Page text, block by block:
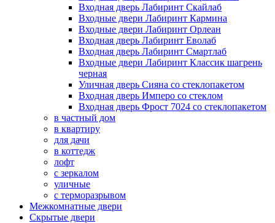
Входная дверь Лабиринт Скайлаб
Входные двери Лабиринт Кармина
Входные двери Лабиринт Орлеан
Входная дверь Лабиринт Еволаб
Входная дверь Лабиринт Смартлаб
Входные двери Лабиринт Классик шагрень
черная
Уличная дверь Сияна со стеклопакетом
Входная дверь Имперо со стеклом
Входная дверь Фрост 7024 со стеклопакетом
в частный дом
в квартиру
для дачи
в коттедж
лофт
с зеркалом
уличные
с терморазрывом
Межкомнатные двери
Скрытые двери